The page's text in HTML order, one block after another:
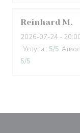
Reinhard M
2026-07-24 -
Услуги : 5/5
5/5